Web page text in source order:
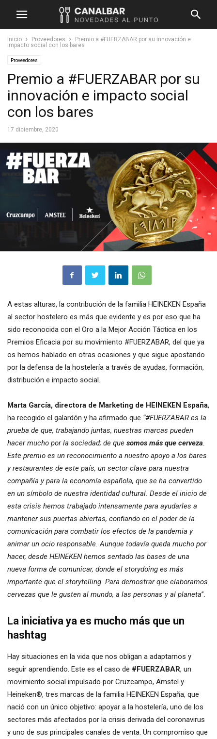
Inicio Proveedores
Premio a #FUERZABAR por su innovación e
impacto social con los bares
Proveedores
Premio a #FUERZABAR por su
innovación e impacto social
con los bares
17 diciembre, 2020
A estas alturas, la contribución de la familia HEINEKEN España
al sector hostelero es más que evidente y es por eso que ha
sido reconocida con el Oro a la Mejor Acción Táctica en los
Premios Eficacia por su movimiento #FUERZABAR, del que ya
os hemos hablado en otras ocasiones y que sigue apostando
por la defensa de la hostelería a través de ayudas, formación,
distribución e impacto social.
Marta García, directora de Marketing de HEINEKEN España,
ha recogido el galardón y ha afirmado que “#FUERZABAR es la
prueba de que, trabajando juntas, nuestras marcas pueden
hacer mucho por la sociedad; de que somos más que cerveza.
Este premio es un reconocimiento a nuestro apoyo a los bares
y restaurantes de este país, un sector clave para nuestra
compañía y para la economía española, que se ha convertido
en un símbolo de nuestra identidad cultural. Desde el inicio de
esta crisis hemos trabajado intensamente para ayudarles a
mantener sus puertas abiertas, confiando en el poder de la
comunicación para combatir los efectos de la pandemia y
animar un ocio responsable. Aunque todavía queda mucho por
hacer, desde HEINEKEN hemos sentado las bases de una
nueva forma de comunicar, donde el storydoing es más
importante que el storytelling. Para demostrar que elaboramos
cervezas que le gusten al mundo, a las personas y al planeta”.
La iniciativa ya es mucho más que un
hashtag
Hay situaciones en la vida que nos obligan a adaptarnos y
seguir aprendiendo. Este es el caso de #FUERZABAR, un
movimiento social impulsado por Cruzcampo, Amstel y
Heineken®, tres marcas de la familia HEINEKEN España, que
nació con un único objetivo: apoyar a la hostelería, uno de los
sectores más afectados por la crisis derivada del coronavirus
y uno de sus principales canales de venta. Un compromiso que